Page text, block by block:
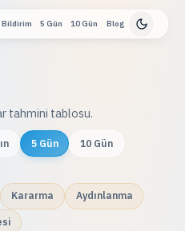
Bildirim 5 Gün 10 Gün Blog
tahmini tablosu.
5 Gün 10 Gün
Kararma Aydınlanma